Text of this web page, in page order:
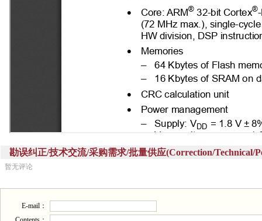
勘误纠正/技术交流/采购需求/批量供应(Correction/Technical/
暂无评论
E-mail：